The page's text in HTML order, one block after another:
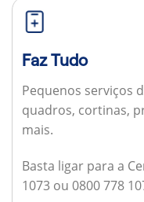
Faz Tudo
Pequenos serviços
quadros, cortinas,
mais.
Basta ligar para a
1073 ou 0800 778